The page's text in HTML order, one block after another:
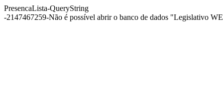
PresencaLista-QueryString
-2147467259-Não é possível abrir o banco de dados "Legislativo